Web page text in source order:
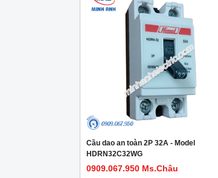
Cầu dao an toàn 2P 32A - Model
HDRN32C32WG
0909.067.950 Ms.Châu